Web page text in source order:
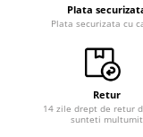
Plata
Plata securizata cu
Retur
14 zile drept de retur
sunteti multumit